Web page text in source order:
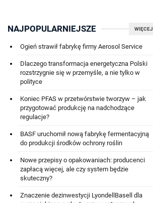
WIĘCEJ
NAJPOPULARNIEJSZE
Ogień strawił fabrykę firmy Aerosol Service
Dlaczego transformacja energetyczna Polski
rozstrzygnie się w przemyśle, a nie tylko w
polityce
Koniec PFAS w przetwórstwie tworzyw – jak
przygotować produkcję na nadchodzące
regulacje?
BASF uruchomił nową fabrykę fermentacyjną
do produkcji środków ochrony roślin
Nowe przepisy o opakowaniach: producenci
zapłacą więcej, ale czy system będzie
skuteczny?
Znaczenie dezinwestycji LyondellBasell dla